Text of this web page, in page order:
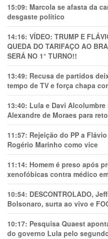
15:09: Marcola se afasta da
desgaste político
14:16: VÍDEO: TRUMP E
QUEDA DO TARIFAÇO AO
SERÁ NO 1° TURNO!!
13:49: Recusa de partidos
tempo de TV e força chapa
13:40: Lula e Davi
Alexandre de Moraes para
11:57: Rejeição do PP a
Rogério Marinho como vice
11:14: Homem é preso após
xenofóbicas contra médico
10:54: DESCONTROLADO,
Bolsonaro, surta ao vivo e
10:17: Pesquisa Quaest
do governo Lula pelo